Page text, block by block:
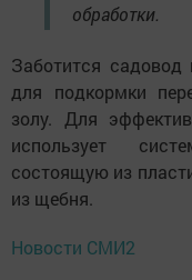
обработки.
Заботится
для подкормки
золу. Для
использует
состоящую из
из щебня.
Новости СМИ2